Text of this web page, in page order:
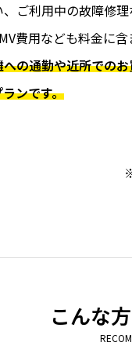
ご利用中の故障修
費用なども料金に
への通勤や近所での
ンです。
こんな